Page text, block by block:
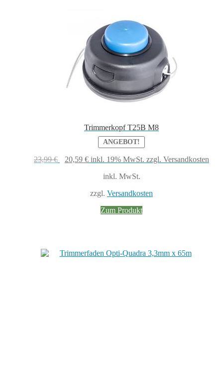
Trimmerkopf T25B M8
ANGEBOT!
23,99€
Ursprünglicher
20,59 €Aktueller
inkl. 19% MwSt. zzgl. Versandkosten
inkl. MwSt.
zzgl. Versandkosten
Zum Produkt